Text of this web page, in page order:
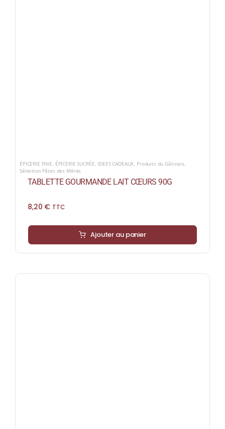
ÉPICERIE FINE ÉPICERIE SUCRÉE IDEES CADEAUX Produits du Gâtinais
Sélection Fêtes des Mères
TABLETTE GOURMANDE LAIT CŒURS 90G
8,20 € TTC
Ajouter au panier